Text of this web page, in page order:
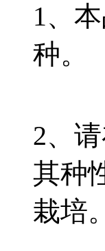
1、
种。
2、
其种
栽培。